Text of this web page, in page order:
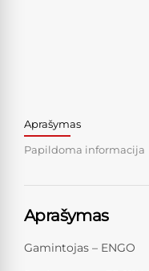
Aprašymas
Papildoma informacija
Aprašymas
Gamintojas – ENGO